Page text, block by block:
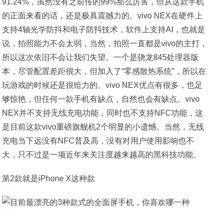
91.24%，虽然没有之前传的99%那么厉害，但从这款手机
的正面来看的话，还是极具震撼力的。vivo NEX在硬件上
支持4轴光学防抖和电子防抖技术，软件上支持AI，也就是
说，拍照能力不会太弱，当然，拍照一直都是vivo的主打，
所以这次依旧不会让我们失望。一个是骁龙845处理器版
本，尽管配置差距很大，但加入了“零感散热系统”，所以在
玩游戏的时候还是很给力的。vivo NEX优点有很多，也足
够惊艳，但任何一款手机有缺点，自然也会有缺点。vivo
NEX并不支持无线充电功能，同时也不支持NFC功能，这
是目前这款vivo重磅旗舰机2个明显的小遗憾。当然，无线
充电当下远没有NFC普及高，没有对用户使用影响也不
大，只不过是一项近年来关注度越来越高的黑科技功能。
第2款就是iPhone X这种款